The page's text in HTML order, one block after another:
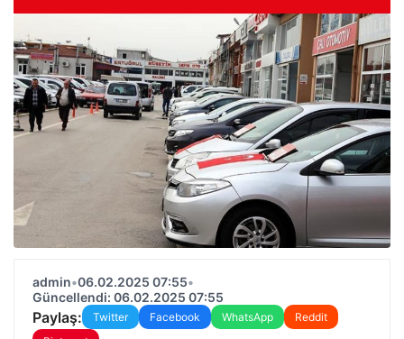
admin•06.02.2025 07:55•
Güncellendi: 06.02.2025 07:55
Paylaş: Twitter Facebook WhatsApp
Reddit